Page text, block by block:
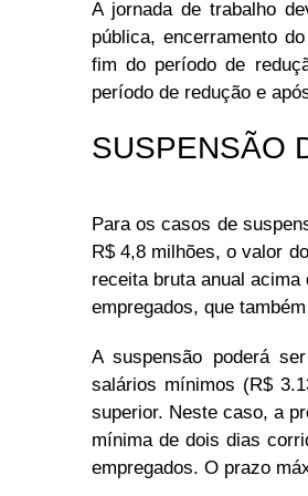
A jornada de trabalho
pública, encerramento
fim do período de
período de redução e
SUSPENSÃO
Para os casos de
R$ 4,8 milhões, o valor
receita bruta anual
empregados, que
A suspensão poderá
salários mínimos (R$
superior. Neste caso, a
mínima de dois dias
empregados. O prazo